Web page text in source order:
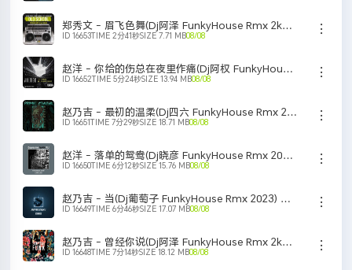
郑秀文 - 眉飞色舞(Dj阿泽 FunkyHouse Rmx 2k25 恐龙扛狼) M
ID 16653TIME 2分41秒SIZE 7.71 MB08/08
赵洋 - 你给的伤总在夜里作痛(Dj阿权 FunkyHouse Rmx 2k25) N
ID 16652TIME 5分24秒SIZE 13.94 MB08/08
赵乃吉 - 最初的温柔(Dj四六 FunkyHouse Rmx 2023) Z ZNJ
ID 16651TIME 7分29秒SIZE 18.71 MB08/08
赵洋 - 落单的鸳鸯(Dj晓彦 FunkyHouse Rmx 2023) L ZY LD
ID 16650TIME 6分12秒SIZE 15.76 MB08/08
赵乃吉 - 当(Dj葡萄子 FunkyHouse Rmx 2023) D ZNJ D(D
ID 16649TIME 6分46秒SIZE 17.07 MB08/08
赵乃吉 - 曾经你说(Dj阿泽 FunkyHouse Rmx 2k25) C ZNJ C
ID 16648TIME 7分14秒SIZE 18.12 MB08/08